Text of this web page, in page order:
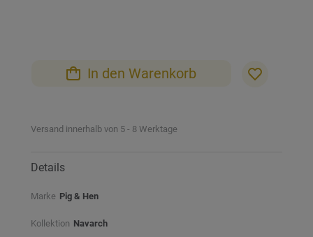
springen
In den Warenkorb
Versand innerhalb von 5 - 8 Werktage
Details
Marke Pig & Hen
Kollektion Navarch